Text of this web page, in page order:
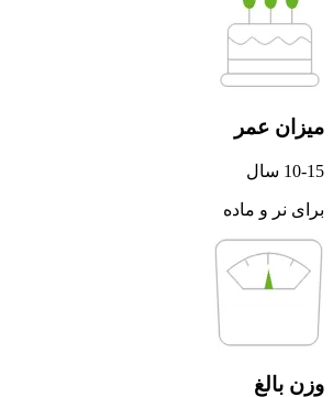
میزان عمر
10-15 سال
برای نر و ماده
وزن بالغ